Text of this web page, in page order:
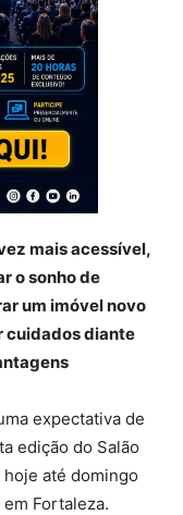
mais acessível,
o sonho de
um imóvel novo
cuidados diante
expectativa de
edição do Salão
até domingo
Fortaleza.